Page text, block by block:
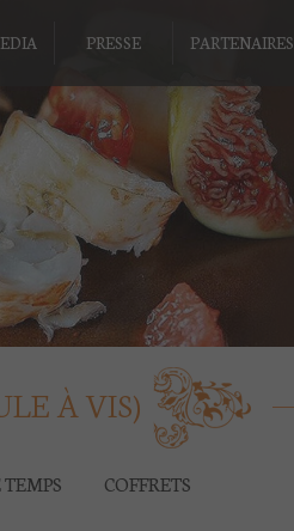
PRESSE PARTENAIRES
À VIS)
COFFRETS